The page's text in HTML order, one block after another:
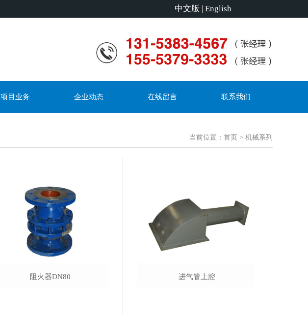
中文版 | English
项目业务 企业动态 在线留言 联系我们
当前位置： 首页 > 机械系列
阻火器DN80 进气管上腔